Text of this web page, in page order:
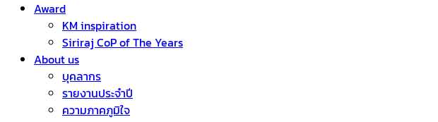
Award
KM inspiration
Siriraj CoP of The Years
About us
บุคลากร
รายงานประจำปี
ความภาคภูมิใจ